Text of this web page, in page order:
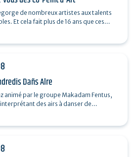
de nombreux artistes aux talents
Et cela fait plus de 16 ans que ces
réunissent tous les étés. Pour
Dañs Alre
animé par le groupe Makadam Fentus,
des airs à danser de
Il propose des airs et des chants issus de